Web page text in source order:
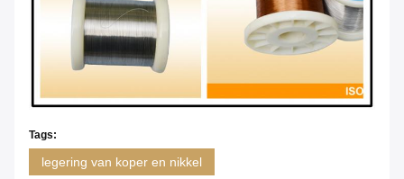
Tags:
legering van koper en nikkel